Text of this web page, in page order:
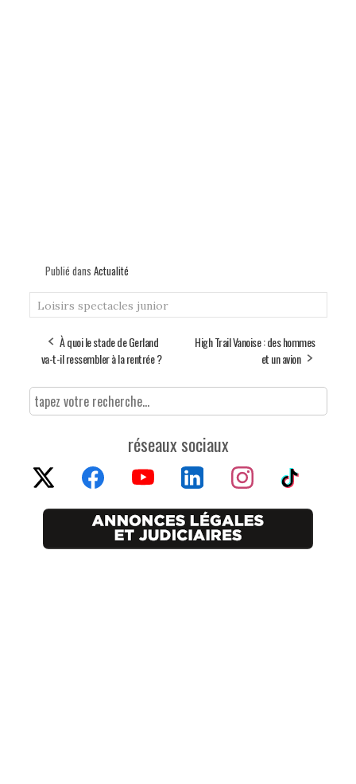
Publié dans Actualité
Loisirs spectacles junior
À quoi le stade de Gerland
va-t-il ressembler à la rentrée ?
High Trail Vanoise : des hommes
et un avion
réseaux sociaux